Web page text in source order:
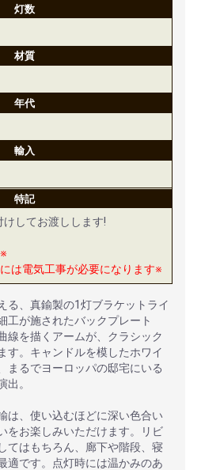
灯数
材質
年代
輸入
特記
してお渡しします!
は電気工事が必要になります※
る、真鍮製の1灯ブラケットライ
工が施されたバックプレート
線を描くアームが、クラシック
す。キャンドルを模したホワイ
まるでヨーロッパの邸宅にいる
出。
は、使い込むほどに深い色合い
をお楽しみいただけます。リビ
てはもちろん、廊下や階段、寝
適です。点灯時には温かみのあ